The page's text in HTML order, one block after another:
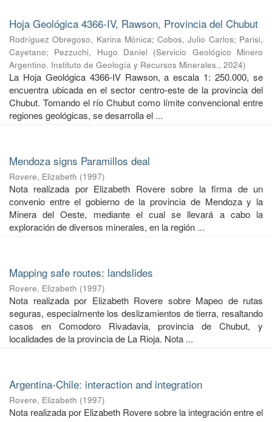
Hoja Geológica 4366-IV, Rawson, Provincia del Chubut
Rodríguez Obregoso, Karina Mónica;Cobos, Julio Carlos; Parisi,
Cayetano; Pezzuchi, Hugo Daniel (Servicio Geológico Minero
Argentino. Instituto de Geología y Recursos Minerales., 2024)
La Hoja Geológica 4366-IV Rawson, a escala 1: 250.000, se
encuentra ubicada en el sector centro-este de la provincia del
Chubut. Tomando el río Chubut como límite convencional entre
regiones geológicas, se desarrolla el ...
Mendoza signs Paramillos deal
Rovere, Elizabeth (1997)
Nota realizada por Elizabeth Rovere sobre la firma de un
convenio entre el gobierno de la provincia de Mendoza y la
Minera del Oeste, mediante el cual se llevará a cabo la
exploración de diversos minerales, en la región ...
Mapping safe routes: landslides
Rovere, Elizabeth (1997)
Nota realizada por Elizabeth Rovere sobre Mapeo de rutas
seguras, especialmente los deslizamientos de tierra, resaltando
casos en Comodoro Rivadavia, provincia de Chubut, y
localidades de la provincia de La Rioja. Nota ...
Argentina-Chile: interaction and integration
Rovere, Elizabeth (1997)
Nota realizada por Elizabeth Rovere sobre la integración entre el